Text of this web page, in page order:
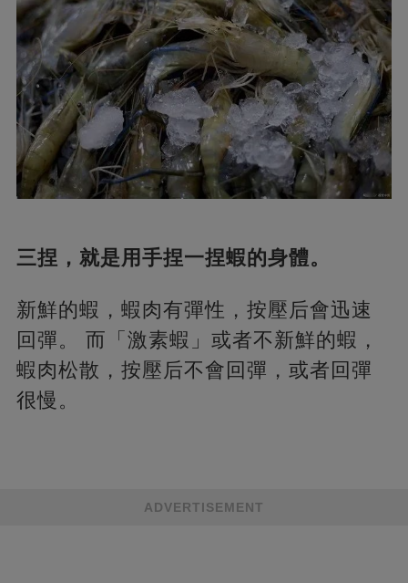
三捏，就是用手捏一捏蝦的身體。
新鮮的蝦，蝦肉有彈性，按壓后會迅速
回彈。 而「激素蝦」或者不新鮮的蝦，
蝦肉松散，按壓后不會回彈，或者回彈
很慢。
ADVERTISEMENT